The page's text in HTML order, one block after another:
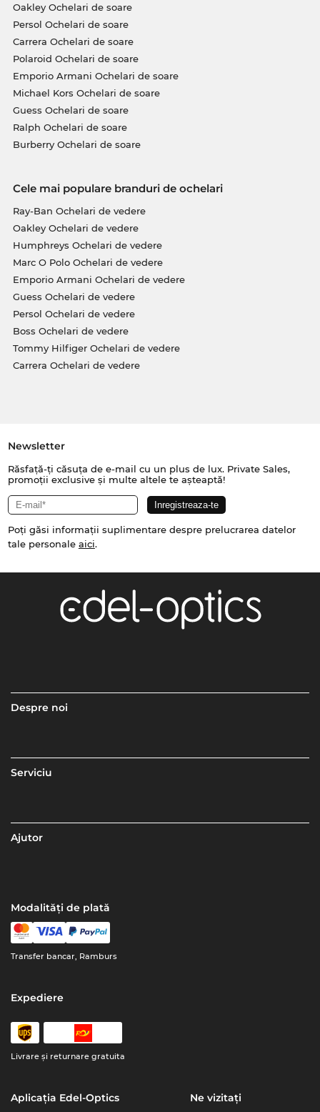
Oakley Ochelari de soare
Persol Ochelari de soare
Carrera Ochelari de soare
Polaroid Ochelari de soare
Emporio Armani Ochelari de soare
Michael Kors Ochelari de soare
Guess Ochelari de soare
Ralph Ochelari de soare
Burberry Ochelari de soare
Cele mai populare branduri de ochelari
Ray-Ban Ochelari de vedere
Oakley Ochelari de vedere
Humphreys Ochelari de vedere
Marc O Polo Ochelari de vedere
Emporio Armani Ochelari de vedere
Guess Ochelari de vedere
Persol Ochelari de vedere
Boss Ochelari de vedere
Tommy Hilfiger Ochelari de vedere
Carrera Ochelari de vedere
Newsletter
Răsfață-ți căsuța de e-mail cu un plus de lux. Private Sales,
promoții exclusive și multe altele te așteaptă!
Poți găsi informații suplimentare despre prelucrarea datelor
tale personale aici.
Despre noi
Serviciu
Ajutor
Modalități de plată
Transfer bancar, Ramburs
Expediere
Livrare şi returnare gratuita
Aplicația Edel-Optics Ne vizitați